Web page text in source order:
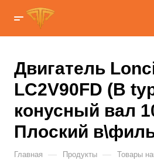
Двигатель
LC2V90FD (B
конусный вал
Плоский
Главная — Продукты — Товары